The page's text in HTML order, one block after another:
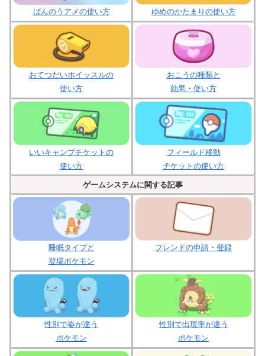
ばんのうアメの使い方 ゆめのかたまりの使い方
おてつだいホイッスルの
使い方
おこうの種類と
効果・使い方
いいキャンプチケットの
使い方
フィールド移動
チケットの使い方
ゲームシステムに関する記事
睡眠タイプと
登場ポケモン
フレンドの申請・登録
性別で姿が違う
ポケモン
性別で出現率が違う
ポケモン